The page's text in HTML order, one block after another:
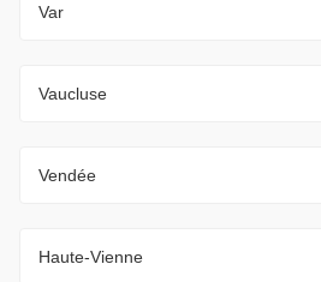
Var
Vaucluse
Vendée
Haute-Vienne